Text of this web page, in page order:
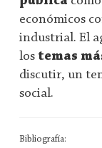
económicos
industrial. El
los temas
discutir, un
social.
Bibliografía: